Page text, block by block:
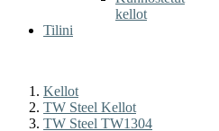
kellot
Tilini
Kellot
TW Steel Kellot
TW Steel TW1304